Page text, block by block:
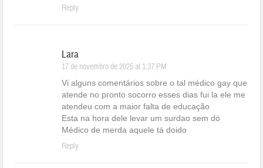
Reply
Lara
17 de novembro de 2025 at 1:37 PM
Vi alguns comentários sobre o tal médico gay que
atende no pronto socorro esses dias fui la ele me
atendeu com a maior falta de educação
Esta na hora dele levar um surdao sem dó
Médico de merda aquele tá doido
Reply